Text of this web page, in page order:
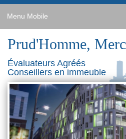
Menu Mobile
Prud'Homme,
Évaluateurs Agréés
Conseillers en immeuble